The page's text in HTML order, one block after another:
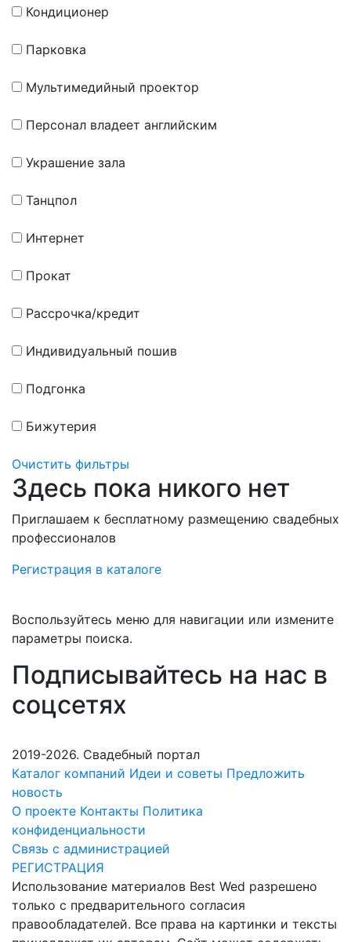
Кондиционер
Парковка
Мультимедийный проектор
Персонал владеет английским
Украшение зала
Танцпол
Интернет
Прокат
Рассрочка/кредит
Индивидуальный пошив
Подгонка
Бижутерия
Очистить фильтры
Здесь пока никого нет
Приглашаем к бесплатному размещению свадебных
профессионалов
Регистрация в каталоге
Воспользуйтесь меню для навигации или измените
параметры поиска.
Подписывайтесь на нас в
соцсетях
2019-2026. Свадебный портал
Каталог компаний Идеи и советы Предложить
новость
О проекте Контакты Политика
конфиденциальности
Связь с администрацией
РЕГИСТРАЦИЯ
Использование материалов Best Wed разрешено
только с предварительного согласия
правообладателей. Все права на картинки и тексты